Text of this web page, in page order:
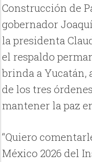
Construcción de
gobernador
la presidenta
el respaldo
brinda a Yucatán,
de los tres
mantener la paz
“Quiero
México 2026 del